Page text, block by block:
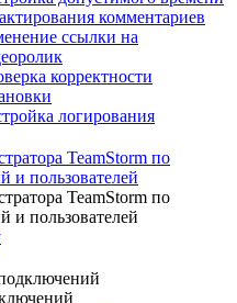
комментариев
ссылки на
корректности
логирования
TeamStorm по
и пользователей
TeamStorm по
и пользователей